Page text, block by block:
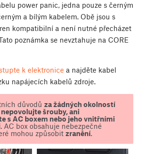
power panic, jedna pouze s černým
a bílým kabelem. Obě jsou s
kompatibilní a není nutné přecházet
poznámka se nevztahuje na CORE
k elektronice a najděte kabel
napájecích kabelů zdroje.
důvodů za žádných okolností
šrouby, ani
s AC boxem nebo jeho vnitřními
. AC box obsahuje nebezpečné
mohou způsobit zranění.